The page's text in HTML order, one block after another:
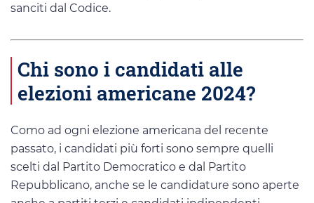
sanciti dal Codice.
Chi sono i candidati alle
elezioni americane 2024?
Como ad ogni elezione americana del recente
passato, i candidati più forti sono sempre quelli
scelti dal Partito Democratico e dal Partito
Repubblicano, anche se le candidature sono aperte